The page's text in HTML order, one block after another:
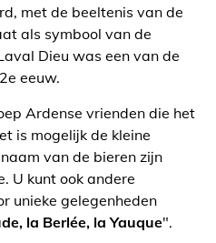
met de beeltenis van de
als symbool van de
Dieu was een van de
eeuw.
Ardense vrienden die het
is mogelijk de kleine
van de bieren zijn
U kunt ook andere
unieke gelegenheden
la Berlée, la Yauque".